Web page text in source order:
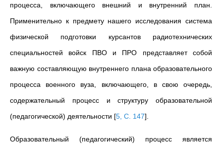
процесса, включающего внешний и внутренний план.
Применительно к предмету нашего исследования система
физической подготовки курсантов радиотехнических
специальностей войск ПВО и ПРО представляет собой
важную составляющую внутреннего плана образовательного
процесса военного вуза, включающего, в свою очередь,
содержательный процесс и структуру образовательной
(педагогической) деятельности [5, С. 147]
Образовательный (педагогический) процесс является